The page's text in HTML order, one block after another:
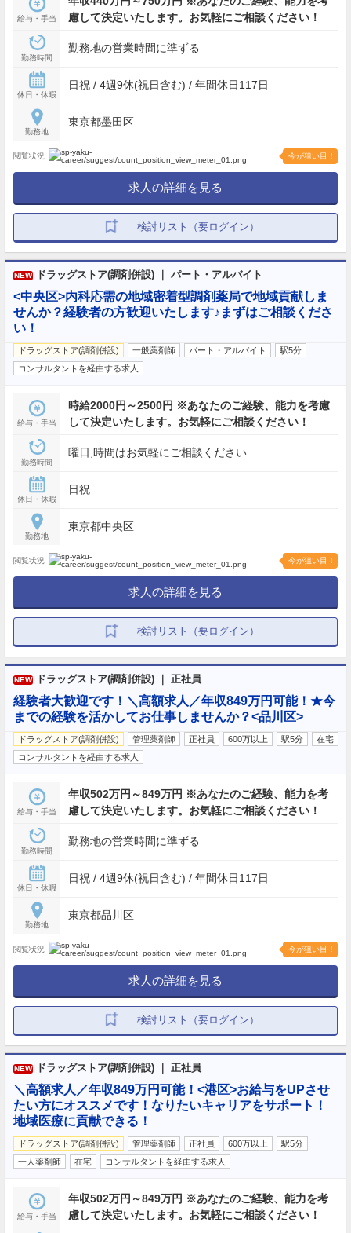
給与・手当
慮して決定いたします。お気軽にご相談ください！
勤務時間
勤務地の営業時間に準ずる
休日・休暇
日祝 / 4週9休(祝日含む) / 年間休日117日
勤務地
東京都墨田区
閲覧状況 今が狙い目！
求人の詳細を見る
検討リスト（要ログイン）
NEW ドラッグストア(調剤併設) ｜ パート・アルバイト
<中央区>内科応需の地域密着型調剤薬局で地域貢献しま
せんか？経験者の方歓迎いたします♪まずはご相談くださ
い！
ドラッグストア(調剤併設) 一般薬剤師 パート・アルバイト
駅5分
コンサルタントを経由する求人
給与・手当
時給2000円～2500円 ※あなたのご経験、能力を考慮
して決定いたします。お気軽にご相談ください！
勤務時間
曜日,時間はお気軽にご相談ください
休日・休暇
日祝
勤務地
東京都中央区
閲覧状況 今が狙い目！
求人の詳細を見る
検討リスト（要ログイン）
NEW ドラッグストア(調剤併設) ｜ 正社員
経験者大歓迎です！＼高額求人／年収849万円可能！★今
までの経験を活かしてお仕事しませんか？<品川区>
ドラッグストア(調剤併設) 管理薬剤師 正社員 600万以上 駅5分
在宅
コンサルタントを経由する求人
給与・手当
年収502万円～849万円 ※あなたのご経験、能力を考
慮して決定いたします。お気軽にご相談ください！
勤務時間
勤務地の営業時間に準ずる
休日・休暇
日祝 / 4週9休(祝日含む) / 年間休日117日
勤務地
東京都品川区
閲覧状況 今が狙い目！
求人の詳細を見る
検討リスト（要ログイン）
NEW ドラッグストア(調剤併設) ｜ 正社員
＼高額求人／年収849万円可能！<港区>お給与をUPさせ
たい方にオススメです！なりたいキャリアをサポート！
地域医療に貢献できる！
ドラッグストア(調剤併設) 管理薬剤師 正社員 600万以上
駅5分
一人薬剤師
在宅 コンサルタントを経由する求人
給与・手当
年収502万円～849万円 ※あなたのご経験、能力を考
慮して決定いたします。お気軽にご相談ください！